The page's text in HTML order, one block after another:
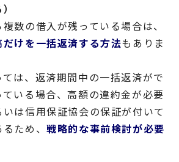
数の借入が残っている場合は、
けを一括返済する方法もありま
は、返済期間中の一括返済がで
いる場合、高額の違約金が必要
は信用保証協会の保証が付いて
るため、戦略的な事前検討が必要